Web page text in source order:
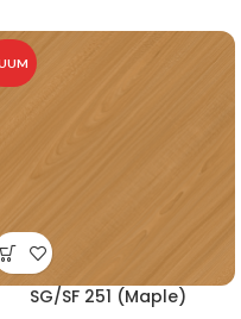
SG/SF 251 (Maple)